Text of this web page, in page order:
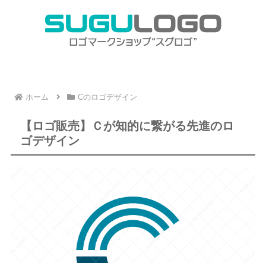
ホーム Cのロゴデザイン
【ロゴ販売】Ｃが知的に繋がる先進のロ
ゴデザイン